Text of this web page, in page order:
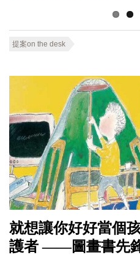
提案on the desk
就想讓你好好當個
護者 ——圖畫書先